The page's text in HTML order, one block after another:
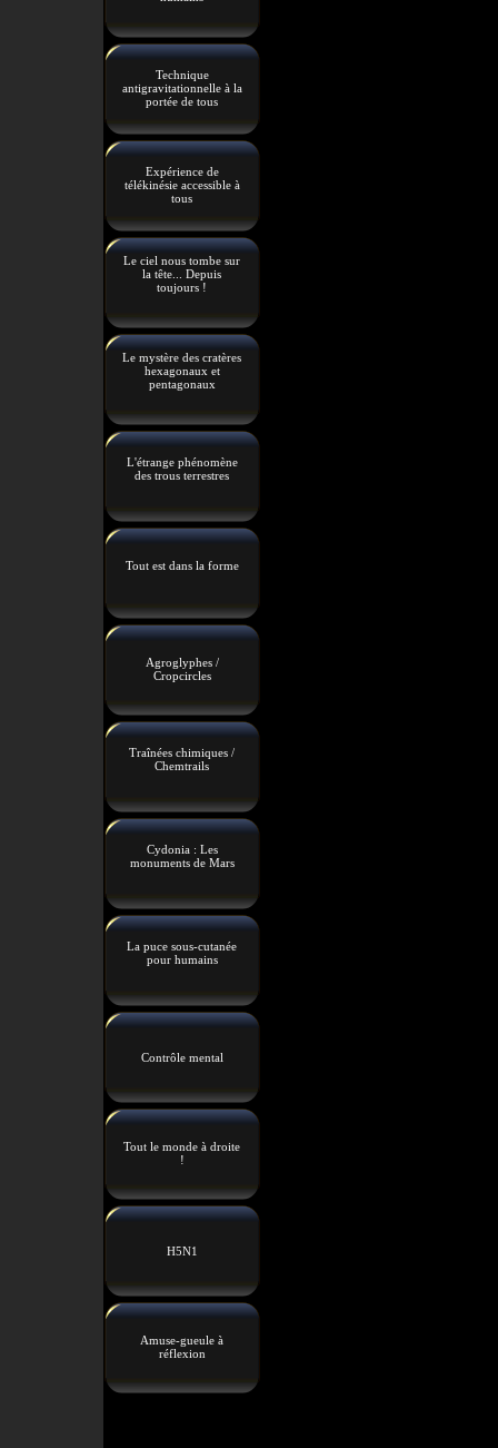
Technique
antigravitationnelle à la
portée de tous
Expérience de
télékinésie accessible à
tous
Le ciel nous tombe sur
la tête... Depuis
toujours !
Le mystère des cratères
hexagonaux et
pentagonaux
L'étrange phénomène
des trous terrestres
Tout est dans la forme
Agroglyphes /
Cropcircles
Traînées chimiques /
Chemtrails
Cydonia : Les
monuments de Mars
La puce sous-cutanée
pour humains
Contrôle mental
Tout le monde à droite
!
H5N1
Amuse-gueule à
réflexion